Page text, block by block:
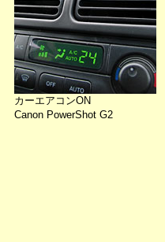
カーエアコンON
Canon PowerShot G2